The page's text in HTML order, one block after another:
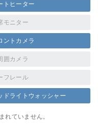
トヒーター
モニター
ントカメラ
囲カメラ
フレール
ドライトウォッシャー
れていません。